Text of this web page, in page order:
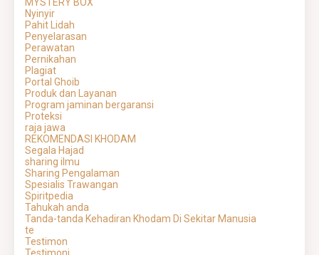
Nyinyir
Pahit Lidah
Penyelarasan
Perawatan
Pernikahan
Plagiat
Portal Ghoib
Produk dan Layanan
Program jaminan bergaransi
Proteksi
raja jawa
REKOMENDASI KHODAM
Segala Hajad
sharing ilmu
Sharing Pengalaman
Spesialis Trawangan
Spiritpedia
Tahukah anda
Tanda-tanda Kehadiran Khodam Di Sekitar Manusia
te
Testimon